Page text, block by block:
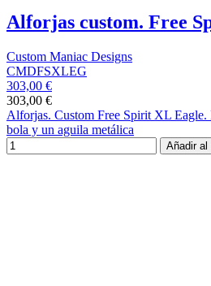
Alforjas custom. Free
Custom Maniac Designs
CMDFSXLEG
303,00 €
303,00 €
Alforjas. Custom Free Spirit XL Eagle.
bola y un aguila metálica
Añadir al